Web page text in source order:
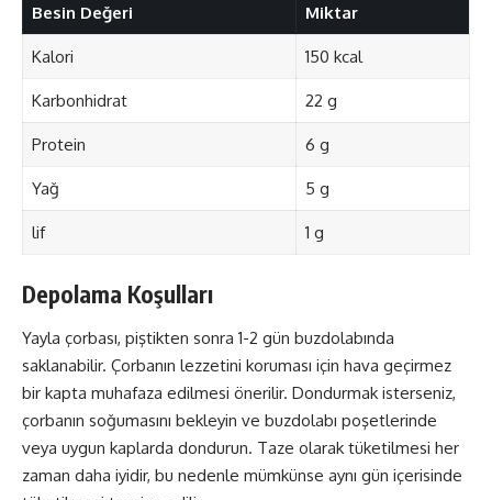
Besin Değeri Miktar
Kalori 150 kcal
Karbonhidrat 22 g
Protein 6 g
Yağ 5 g
lif 1 g
Depolama Koşulları
Yayla çorbası, piştikten sonra 1-2 gün buzdolabında
saklanabilir. Çorbanın lezzetini koruması için hava geçirmez
bir kapta muhafaza edilmesi önerilir. Dondurmak isterseniz,
çorbanın soğumasını bekleyin ve buzdolabı poşetlerinde
veya uygun kaplarda dondurun. Taze olarak tüketilmesi her
zaman daha iyidir, bu nedenle mümkünse aynı gün içerisinde